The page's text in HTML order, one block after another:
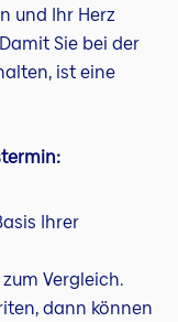
und Ihr Herz
Sie bei der
ist eine
Ihrer
Vergleich.
dann können